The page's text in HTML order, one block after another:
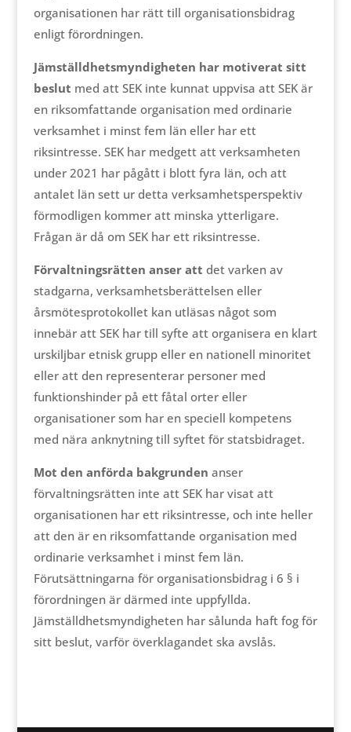
organisationen har rätt till organisationsbidrag
enligt förordningen.
Jämställdhetsmyndigheten har motiverat sitt
beslut med att SEK inte kunnat uppvisa att SEK är
en riksomfattande organisation med ordinarie
verksamhet i minst fem län eller har ett
riksintresse. SEK har medgett att verksamheten
under 2021 har pågått i blott fyra län, och att
antalet län sett ur detta verksamhetsperspektiv
förmodligen kommer att minska ytterligare.
Frågan är då om SEK har ett riksintresse.
Förvaltningsrätten anser att det varken av
stadgarna, verksamhetsberättelsen eller
årsmötesprotokollet kan utläsas något som
innebär att SEK har till syfte att organisera en klart
urskiljbar etnisk grupp eller en nationell minoritet
eller att den representerar personer med
funktionshinder på ett fåtal orter eller
organisationer som har en speciell kompetens
med nära anknytning till syftet för statsbidraget.
Mot den anförda bakgrunden anser
förvaltningsrätten inte att SEK har visat att
organisationen har ett riksintresse, och inte heller
att den är en riksomfattande organisation med
ordinarie verksamhet i minst fem län.
Förutsättningarna för organisationsbidrag i 6 § i
förordningen är därmed inte uppfyllda.
Jämställdhetsmyndigheten har sålunda haft fog för
sitt beslut, varför överklagandet ska avslås.